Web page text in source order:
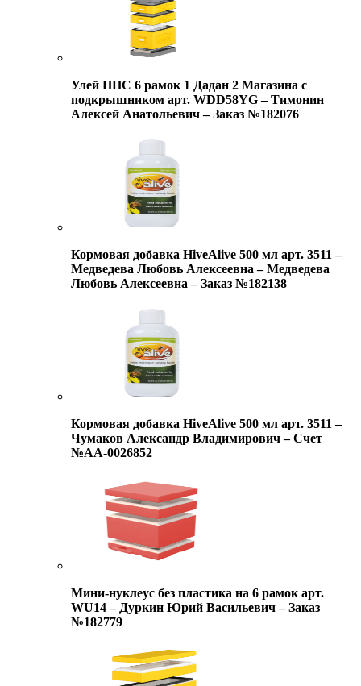
Улей ППС 6 рамок 1 Дадан 2 Магазина с
подкрышником арт. WDD58YG – Тимонин
Алексей Анатольевич – Заказ №182076
Кормовая добавка HiveAlive 500 мл арт. 3511 –
Медведева Любовь Алексеевна – Медведева
Любовь Алексеевна – Заказ №182138
Кормовая добавка HiveAlive 500 мл арт. 3511 –
Чумаков Александр Владимирович – Счет
№АА-0026852
Мини-нуклеус без пластика на 6 рамок арт.
WU14 – Дуркин Юрий Васильевич – Заказ
№182779